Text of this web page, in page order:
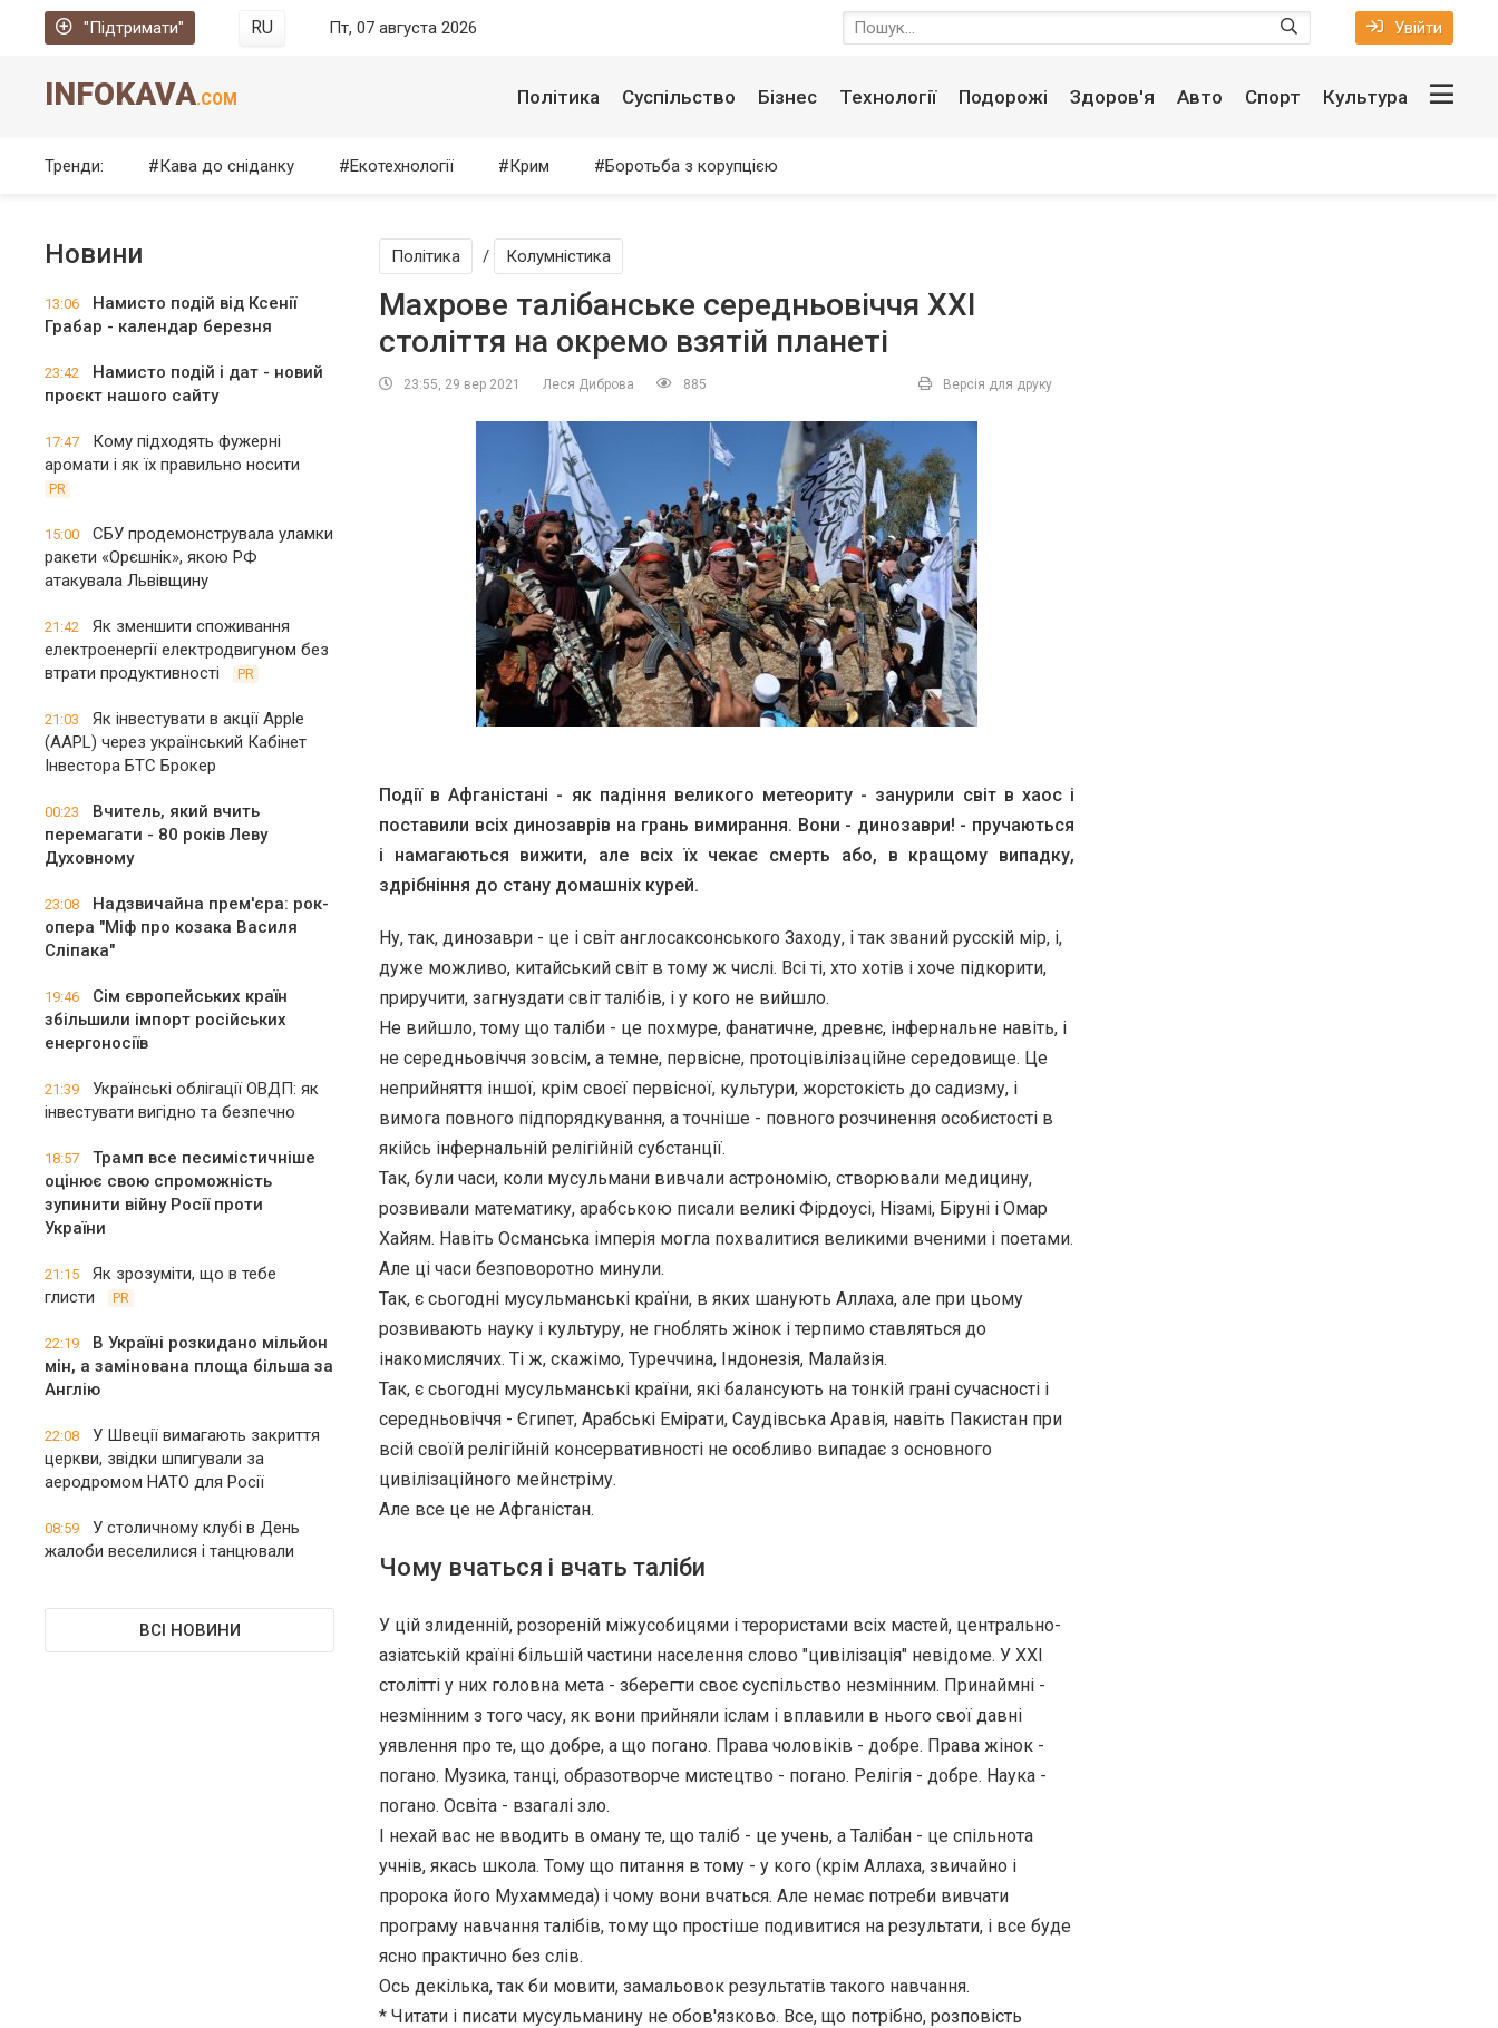
"Підтримати" RU Пт, 07 августа 2026 Увійти
INFOKAVA.COM Політика Суспільство Бізнес Технології Подорожі Здоров'я Авто Спорт Культура
Тренди: Кава до сніданку Екотехнології Крим Боротьба з корупцією
Новини
13:06
Намисто подій від Ксенії
Грабар - календар березня
23:42
Намисто подій і дат - новий
проєкт нашого сайту
17:47
Кому підходять фужерні
аромати і як їх правильно носити
PR
15:00
СБУ продемонструвала уламки
ракети «Орєшнік», якою РФ
атакувала Львівщину
21:42
Як зменшити споживання
електроенергії електродвигуном без
втрати продуктивності
PR
21:03
Як інвестувати в акції Apple
(AAPL) через український Кабінет
Інвестора БТС Брокер
00:23
Вчитель, який вчить
перемагати - 80 років Леву
Духовному
23:08
Надзвичайна прем'єра: рок-
опера "Міф про козака Василя
Сліпака"
19:46
Сім європейських країн
збільшили імпорт російських
енергоносіїв
21:39
Українські облігації ОВДП: як
інвестувати вигідно та безпечно
18:57
Трамп все песимістичніше
оцінює свою спроможність
зупинити війну Росії проти
України
21:15
Як зрозуміти, що в тебе
глисти
PR
22:19
В Україні розкидано мільйон
мін, а замінована площа більша за
Англію
22:08
У Швеції вимагають закриття
церкви, звідки шпигували за
аеродромом НАТО для Росії
08:59
У столичному клубі в День
жалоби веселилися і танцювали
ВСІ НОВИНИ
Політика / Колумністика
Махрове талібанське середньовіччя XXI
століття на окремо взятій планеті
23:55, 29 вер 2021 Леся Диброва 885 Версія для друку
Події в Афганістані - як падіння великого метеориту - занурили світ в хаос і
поставили всіх динозаврів на грань вимирання. Вони - динозаври! - пручаються
і намагаються вижити, але всіх їх чекає смерть або, в кращому випадку,
здрібніння до стану домашніх курей.
Ну, так, динозаври - це і світ англосаксонського Заходу, і так званий русскій мір, і,
дуже можливо, китайський світ в тому ж числі. Всі ті, хто хотів і хоче підкорити,
приручити, загнуздати світ талібів, і у кого не вийшло.
Не вийшло, тому що таліби - це похмуре, фанатичне, древнє, інфернальне навіть, і
не середньовіччя зовсім, а темне, первісне, протоцівілізаційне середовище. Це
неприйняття іншої, крім своєї первісної, культури, жорстокість до садизму, і
вимога повного підпорядкування, а точніше - повного розчинення особистості в
якійсь інфернальній релігійній субстанції.
Так, були часи, коли мусульмани вивчали астрономію, створювали медицину,
розвивали математику, арабською писали великі Фірдоусі, Нізамі, Біруні і Омар
Хайям. Навіть Османська імперія могла похвалитися великими вченими і поетами.
Але ці часи безповоротно минули.
Так, є сьогодні мусульманські країни, в яких шанують Аллаха, але при цьому
розвивають науку і культуру, не гноблять жінок і терпимо ставляться до
інакомислячих. Ті ж, скажімо, Туреччина, Індонезія, Малайзія.
Так, є сьогодні мусульманські країни, які балансують на тонкій грані сучасності і
середньовіччя - Єгипет, Арабські Емірати, Саудівська Аравія, навіть Пакистан при
всій своїй релігійній консервативності не особливо випадає з основного
цивілізаційного мейнстріму.
Але все це не Афганістан.
Чому вчаться і вчать таліби
У цій злиденній, розореній міжусобицями і терористами всіх мастей, центрально-
азіатській країні більшій частини населення слово "цивілізація" невідоме. У XXI
столітті у них головна мета - зберегти своє суспільство незмінним. Принаймні -
незмінним з того часу, як вони прийняли іслам і вплавили в нього свої давні
уявлення про те, що добре, а що погано. Права чоловіків - добре. Права жінок -
погано. Музика, танці, образотворче мистецтво - погано. Релігія - добре. Наука -
погано. Освіта - взагалі зло.
І нехай вас не вводить в оману те, що таліб - це учень, а Талібан - це спільнота
учнів, якась школа. Тому що питання в тому - у кого (крім Аллаха, звичайно і
пророка його Мухаммеда) і чому вони вчаться. Але немає потреби вивчати
програму навчання талібів, тому що простіше подивитися на результати, і все буде
ясно практично без слів.
Ось декілька, так би мовити, замальовок результатів такого навчання.
* Читати і писати мусульманину не обов'язково. Все, що потрібно, розповість